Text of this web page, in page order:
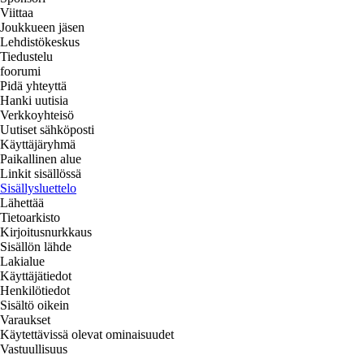
Viittaa
Joukkueen jäsen
Lehdistökeskus
Tiedustelu
foorumi
Pidä yhteyttä
Hanki uutisia
Verkkoyhteisö
Uutiset sähköposti
Käyttäjäryhmä
Paikallinen alue
Linkit sisällössä
Sisällysluettelo
Lähettää
Tietoarkisto
Kirjoitusnurkkaus
Sisällön lähde
Lakialue
Käyttäjätiedot
Henkilötiedot
Sisältö oikein
Varaukset
Käytettävissä olevat ominaisuudet
Vastuullisuus